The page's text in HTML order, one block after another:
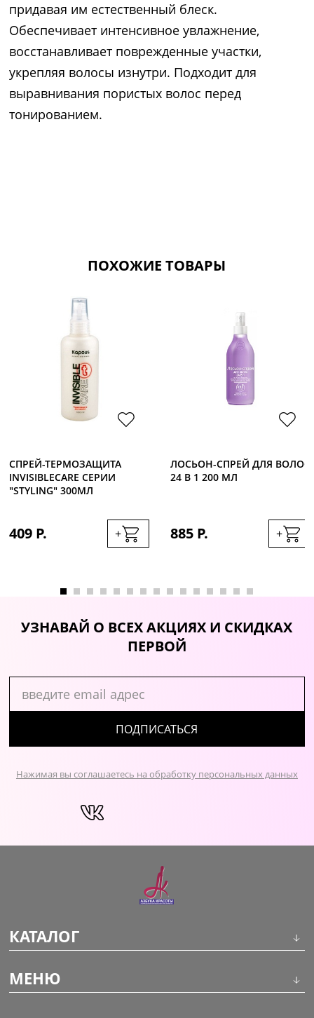
придавая им естественный блеск.
Обеспечивает интенсивное увлажнение,
восстанавливает поврежденные участки,
укрепляя волосы изнутри. Подходит для
выравнивания пористых волос перед
тонированием.
ПОХОЖИЕ ТОВАРЫ
СПРЕЙ-ТЕРМОЗАЩИТА
INVISIBLECARE СЕРИИ
"STYLING" 300МЛ
409 Р. +
ЛОСЬОН-СПРЕЙ ДЛЯ ВОЛОС
24 В 1 200 МЛ
885 Р. +
УЗНАВАЙ О ВСЕХ АКЦИЯХ И СКИДКАХ
ПЕРВОЙ
ПОДПИСАТЬСЯ
Нажимая вы соглашаетесь на обработку персональных данных
КАТАЛОГ
МЕНЮ